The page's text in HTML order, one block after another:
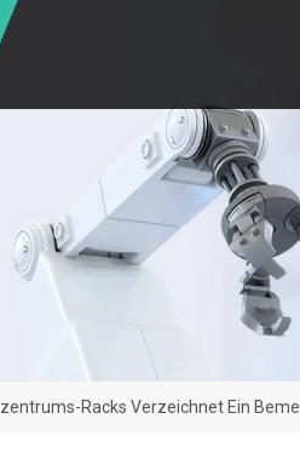
Racks Verzeichnet Ein